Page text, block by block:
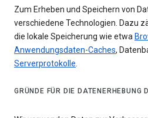
Zum Erheben und Speichern von
verschiedene Technologien. Dazu
die lokale Speicherung wie etwa
Anwendungsdaten-Caches,
Serverprotokolle.
GRÜNDE FÜR DIE DATENERHEBUNG